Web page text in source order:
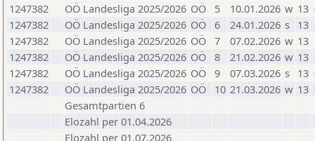
1247382
OÖ Landesliga 2025/2026 OÖ 5 10.01.2026 w 13
1247382
OÖ Landesliga 2025/2026 OÖ 6 24.01.2026 s 13
1247382
OÖ Landesliga 2025/2026 OÖ 7 07.02.2026 w 13
1247382
OÖ Landesliga 2025/2026 OÖ 8 21.02.2026 w 13
1247382
OÖ Landesliga 2025/2026 OÖ 9 07.03.2026 s 13
1247382
OÖ Landesliga 2025/2026 OÖ 10 21.03.2026 w 13
Gesamtpartien 6
Elozahl per 01.04.2026
Elozahl per 01.07.2026